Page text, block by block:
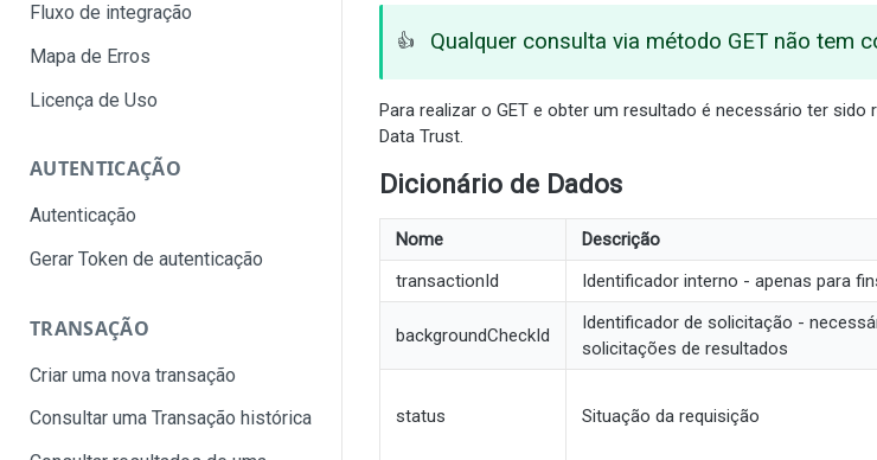
Fluxo de integração
Mapa de Erros
Licença de Uso
AUTENTICAÇÃO
Autenticação
Gerar Token de autenticação
TRANSAÇÃO
Criar uma nova transação
Consultar uma Transação histórica
👍 Qualquer consulta via método GET não tem
Para realizar o GET e obter um resultado é necessário ter
Data Trust.
Dicionário de Dados
Nome Descrição
transactionId
Identificador interno - apenas para
backgroundCheckId
Identificador de solicitação -
solicitações de resultados
status Situação da requisição